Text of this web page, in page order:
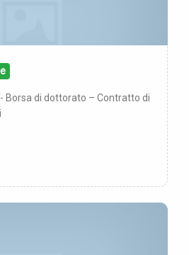
- Borsa di dottorato – Contratto di